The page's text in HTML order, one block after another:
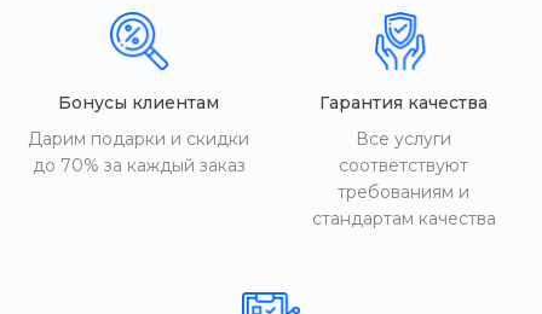
Бонусы клиентам
Дарим подарки и скидки
до 70% за каждый заказ
Гарантия качества
Все услуги
соответствуют
требованиям и
стандартам качества